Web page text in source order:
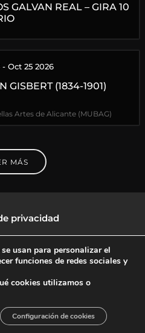
GALVAN REAL – GIRA 10
- Oct 25 2026
GISBERT (1834-1901)
Artes de Alicante (MUBAG)
MÁS
privacidad
de datos
X
-
L
i
n
I
n
s
CulturalTV
usan para personalizar el
funciones de redes sociales y
cookies utilizamos o
Configuración de cookies